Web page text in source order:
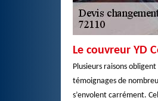
Le couvreur YD
Plusieurs raisons
témoignages de
s’envolent carrément.